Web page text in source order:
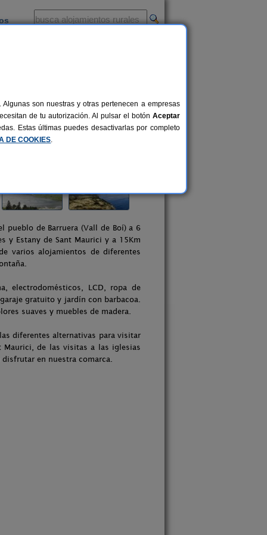
pueblo de Barruera (Vall de Boí) a 6
y Estany de Sant Maurici y a 15Km
varios alojamientos de diferentes
electrodomésticos, LCD, ropa de
gratuito y jardín con barbacoa.
suaves y muebles de madera.
diferentes alternativas para visitar
Maurici, de las visitas a las iglesias
en nuestra comarca.
son nuestras y otras pertenecen a empresas
de tu autorización. Al pulsar el botón Aceptar
Estas últimas puedes desactivarlas por completo
DE COOKIES.